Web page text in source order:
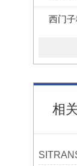
西门
相